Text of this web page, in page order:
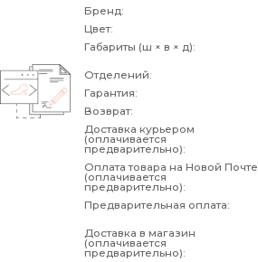
Бренд:
Цвет:
Габариты (ш × в × д):
Отделений:
Гарантия:
Возврат:
Доставка курьером
(оплачивается
предварительно):
Оплата товара на Новой Почте
(оплачивается
предварительно):
Предварительная оплата:
Доставка в магазин
(оплачивается
предварительно):